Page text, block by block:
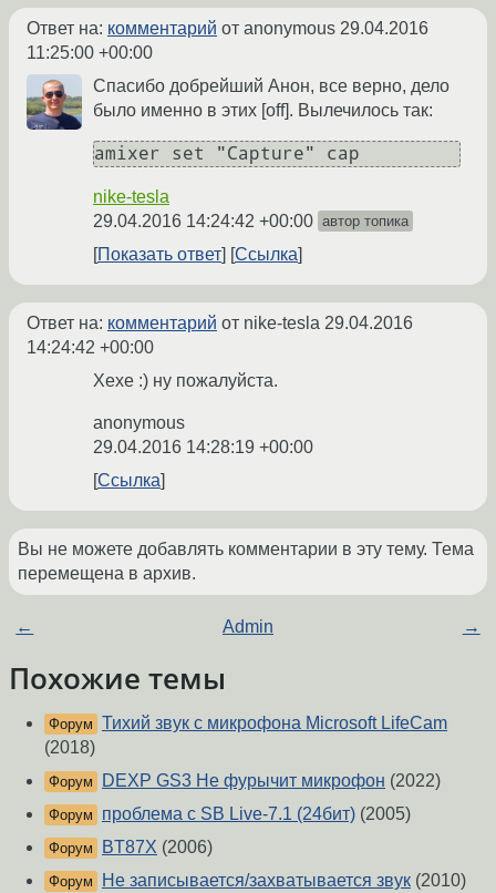
Ответ на: комментарий от anonymous 29.04.2016
11:25:00 +00:00
Спасибо добрейший Анон, все верно, дело
было именно в этих [off]. Вылечилось так:
amixer set "Capture" cap
nike-tesla
29.04.2016 14:24:42 +00:00 автор топика
Показать ответ Ссылка
Ответ на: комментарий от nike-tesla 29.04.2016
14:24:42 +00:00
Хехе :) ну пожалуйста.
anonymous
29.04.2016 14:28:19 +00:00
Ссылка
Вы не можете добавлять комментарии в эту тему. Тема
перемещена в архив.
← Admin →
Похожие темы
Форум Тихий звук с микрофона Microsoft LifeCam
(2018)
Форум DEXP GS3 Не фурычит микрофон (2022)
Форум проблема с SB Live-7.1 (24бит) (2005)
Форум BT87X (2006)
Форум Не записывается/захватывается звук (2010)